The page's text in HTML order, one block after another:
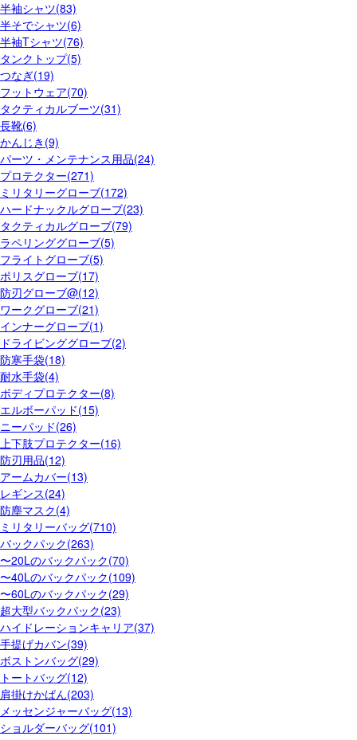
半袖シャツ(83)
半そでシャツ(6)
半袖Tシャツ(76)
タンクトップ(5)
つなぎ(19)
フットウェア(70)
タクティカルブーツ(31)
長靴(6)
かんじき(9)
パーツ・メンテナンス用品(24)
プロテクター(271)
ミリタリーグローブ(172)
ハードナックルグローブ(23)
タクティカルグローブ(79)
ラペリンググローブ(5)
フライトグローブ(5)
ポリスグローブ(17)
防刃グローブ@(12)
ワークグローブ(21)
インナーグローブ(1)
ドライビンググローブ(2)
防寒手袋(18)
耐水手袋(4)
ボディプロテクター(8)
エルボーパッド(15)
ニーパッド(26)
上下肢プロテクター(16)
防刃用品(12)
アームカバー(13)
レギンス(24)
防塵マスク(4)
ミリタリーバッグ(710)
バックパック(263)
〜20Lのバックパック(70)
〜40Lのバックパック(109)
〜60Lのバックパック(29)
超大型バックパック(23)
ハイドレーションキャリア(37)
手提げカバン(39)
ボストンバッグ(29)
トートバッグ(12)
肩掛けかばん(203)
メッセンジャーバッグ(13)
ショルダーバッグ(101)